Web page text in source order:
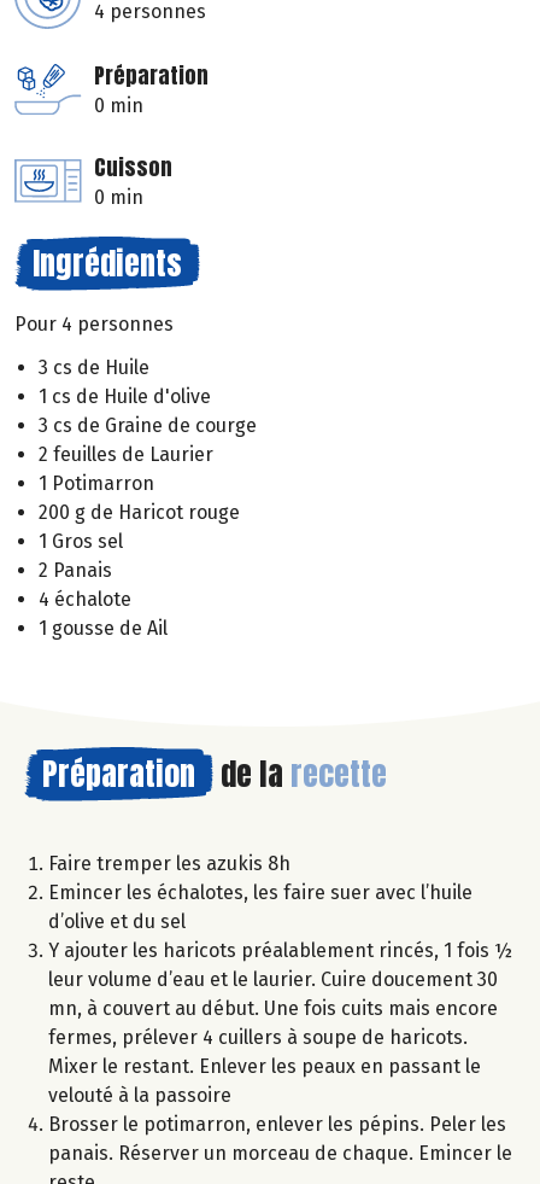
4 personnes
Préparation
0 min
Cuisson
0 min
Ingrédients
Pour 4 personnes
3 cs de Huile
1 cs de Huile d'olive
3 cs de Graine de courge
2 feuilles de Laurier
1 Potimarron
200 g de Haricot rouge
1 Gros sel
2 Panais
4 échalote
1 gousse de Ail
Préparation de la recette
Faire tremper les azukis 8h
Emincer les échalotes, les faire suer avec l’huile
d’olive et du sel
Y ajouter les haricots préalablement rincés, 1 fois ½
leur volume d’eau et le laurier. Cuire doucement 30
mn, à couvert au début. Une fois cuits mais encore
fermes, prélever 4 cuillers à soupe de haricots.
Mixer le restant. Enlever les peaux en passant le
velouté à la passoire
Brosser le potimarron, enlever les pépins. Peler les
panais. Réserver un morceau de chaque. Emincer le